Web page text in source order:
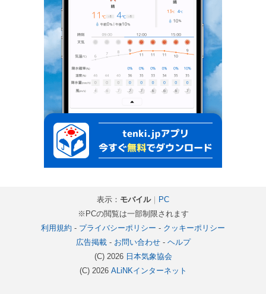
表示： モバイル｜ PC
※PCの閲覧は一部制限されます
利用規約 - プライバシーポリシー - クッキーポリシー
広告掲載- お問い合わせ- ヘルプ
(C) 2026 日本気象協会
(C) 2026 ALiNKインターネット